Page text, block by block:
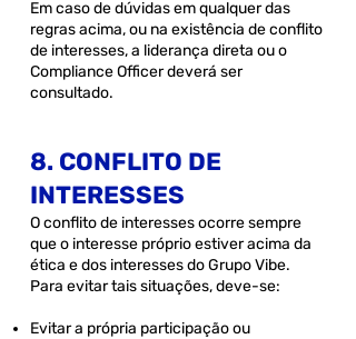
Em caso de dúvidas em qualquer das
regras acima, ou na existência de conflito
de interesses, a liderança direta ou o
Compliance Officer deverá ser
consultado.
8. CONFLITO DE
INTERESSES
O conflito de interesses ocorre sempre
que o interesse próprio estiver acima da
ética e dos interesses do Grupo Vibe.
Para evitar tais situações, deve-se:
Evitar a própria participação ou